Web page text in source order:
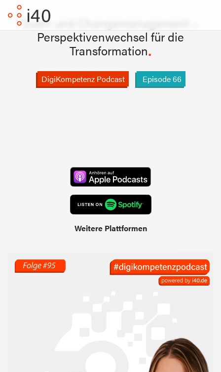
Sushi und Changemanagement –
Perspektivenwechsel für die
Transformation
DigiKompetenz Podcast Episode66
Weitere Plattformen